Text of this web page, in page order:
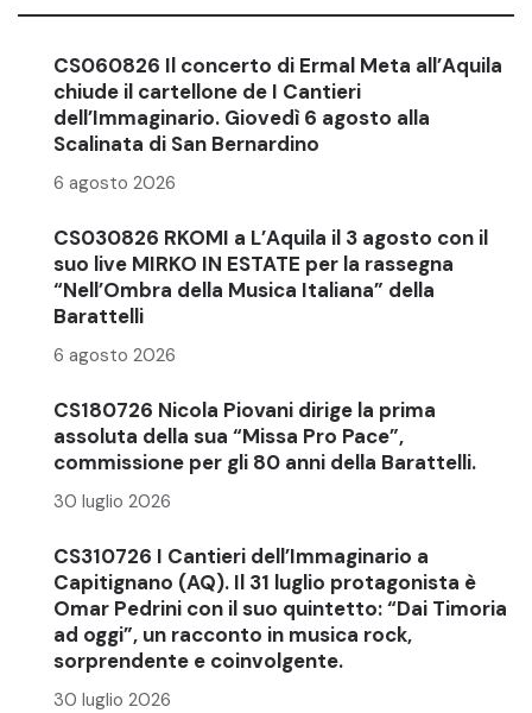
CS060826 Il concerto di Ermal Meta all’Aquila
chiude il cartellone de I Cantieri
dell’Immaginario. Giovedì 6 agosto alla
Scalinata di San Bernardino
6 agosto 2026
CS030826 RKOMI a L’Aquila il 3 agosto con il
suo live MIRKO IN ESTATE per la rassegna
“Nell’Ombra della Musica Italiana” della
Barattelli
6 agosto 2026
CS180726 Nicola Piovani dirige la prima
assoluta della sua “Missa Pro Pace”,
commissione per gli 80 anni della Barattelli.
30 luglio 2026
CS310726 I Cantieri dell’Immaginario a
Capitignano (AQ). Il 31 luglio protagonista è
Omar Pedrini con il suo quintetto: “Dai Timoria
ad oggi”, un racconto in musica rock,
sorprendente e coinvolgente.
30 luglio 2026